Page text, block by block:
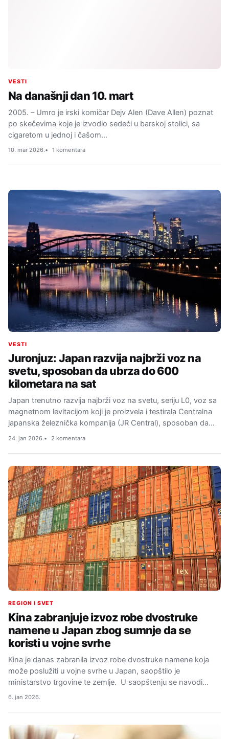
VESTI
Na današnji dan 10. mart
2005. – Umro je irski komičar Dejv Alen (Dave Allen) poznat
po skečevima koje je izvodio sedeći u barskoj stolici, sa
cigaretom u jednoj i čašom…
10. mar 2026. 1 komentara
VESTI
Juronjuz: Japan razvija najbrži voz na
svetu, sposoban da ubrza do 600
kilometara na sat
Japan trenutno razvija najbrži voz na svetu, seriju L0, voz sa
magnetnom levitacijom koji je proizvela i testirala Centralna
japanska železnička kompanija (JR Central), sposoban da…
24. jan 2026. 2 komentara
REGION I SVET
Kina zabranjuje izvoz robe dvostruke
namene u Japan zbog sumnje da se
koristi u vojne svrhe
Kina je danas zabranila izvoz robe dvostruke namene koja
može poslužiti u vojne svrhe u Japan, saopštilo je
ministarstvo trgovine te zemlje. U saopštenju se navodi…
6. jan 2026.